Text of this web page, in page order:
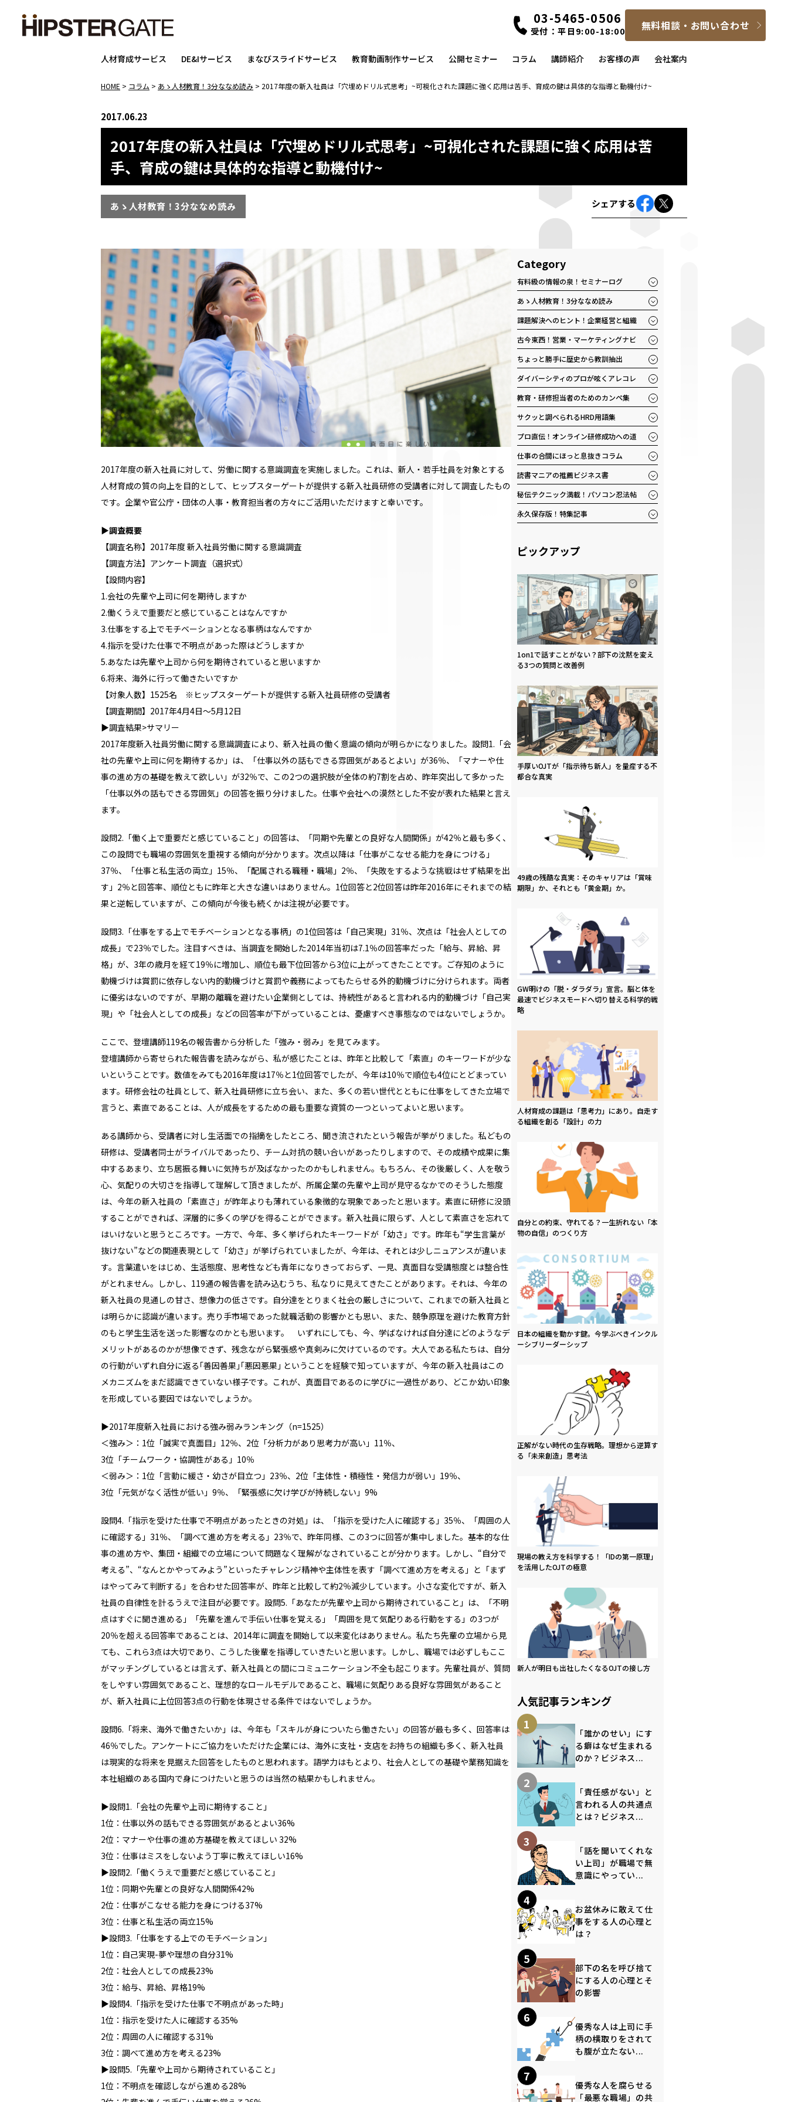
03-5465-0506
受付：平日9:00-18:00 無料相談・お問い合わせ
人材育成サービス DE&Iサービス まなびスライドサービス 教育動画制作サービス 公開セミナー コラム 講師紹介 お客様の声 会社案内
HOME > コラム > あゝ人材教育！3分ななめ読み > 2017年度の新入社員は「穴埋めドリル式思考」~可視化された課題に強く応用は苦手、育成の鍵は具体的な指導と動機付け~
2017.06.23
2017年度の新入社員は「穴埋めドリル式思考」~可視化された課題に強く応用は苦
手、育成の鍵は具体的な指導と動機付け~
あゝ人材教育！3分ななめ読み シェアする
2017年度の新入社員に対して、労働に関する意識調査を実施しました。これは、新人・若手社員を対象とする
人材育成の質の向上を目的として、ヒップスターゲートが提供する新入社員研修の受講者に対して調査したもの
です。企業や官公庁・団体の人事・教育担当者の方々にご活用いただけますと幸いです。
▶調査概要
【調査名称】2017年度 新入社員労働に関する意識調査
【調査方法】アンケート調査（選択式）
【設問内容】
1.会社の先輩や上司に何を期待しますか
2.働くうえで重要だと感じていることはなんですか
3.仕事をする上でモチベーションとなる事柄はなんですか
4.指示を受けた仕事で不明点があった際はどうしますか
5.あなたは先輩や上司から何を期待されていると思いますか
6.将来、海外に行って働きたいですか
【対象人数】1525名 ※ヒップスターゲートが提供する新入社員研修の受講者
【調査期間】2017年4月4日～5月12日
▶調査結果>サマリー
2017年度新入社員労働に関する意識調査により、新入社員の働く意識の傾向が明らかになりました。設問1.「会
社の先輩や上司に何を期待するか」は、「仕事以外の話もできる雰囲気があるとよい」が36％、「マナーや仕
事の進め方の基礎を教えて欲しい」が32％で、この2つの選択肢が全体の約7割を占め、昨年突出して多かった
「仕事以外の話もできる雰囲気」の回答を振り分けました。仕事や会社への漠然とした不安が表れた結果と言え
ます。
設問2.「働く上で重要だと感じていること」の回答は、「同期や先輩との良好な人間関係」が42％と最も多く、
この設問でも職場の雰囲気を重視する傾向が分かります。次点以降は「仕事がこなせる能力を身につける」
37％、「仕事と私生活の両立」15％、「配属される職種・職場」2％、「失敗をするような挑戦はせず結果を出
す」2％と回答率、順位ともに昨年と大きな違いはありません。1位回答と2位回答は昨年2016年にそれまでの結
果と逆転していますが、この傾向が今後も続くかは注視が必要です。
設問3.「仕事をする上でモチベーションとなる事柄」の1位回答は「自己実現」31％、次点は「社会人としての
成長」で23％でした。注目すべきは、当調査を開始した2014年当初は7.1％の回答率だった「給与、昇給、昇
格」が、3年の歳月を経て19％に増加し、順位も最下位回答から3位に上がってきたことです。ご存知のように
動機づけは賞罰に依存しない内的動機づけと賞罰や義務によってもたらせる外的動機づけに分けられます。両者
に優劣はないのですが、早期の離職を避けたい企業側としては、持続性があると言われる内的動機づけ「自己実
現」や「社会人としての成長」などの回答率が下がっていることは、憂慮すべき事態なのではないでしょうか。
ここで、登壇講師119名の報告書から分析した「強み・弱み」を見てみます。
登壇講師から寄せられた報告書を読みながら、私が感じたことは、昨年と比較して「素直」のキーワードが少な
いということです。数値をみても2016年度は17％と1位回答でしたが、今年は10％で順位も4位にとどまってい
ます。研修会社の社員として、新入社員研修に立ち会い、また、多くの若い世代とともに仕事をしてきた立場で
言うと、素直であることは、人が成長をするための最も重要な資質の一つといってよいと思います。
ある講師から、受講者に対し生活面での指摘をしたところ、聞き流されたという報告が挙がりました。私どもの
研修は、受講者同士がライバルであったり、チーム対抗の競い合いがあったりしますので、その成績や成果に集
中するあまり、立ち居振る舞いに気持ちが及ばなかったのかもしれません。もちろん、その後厳しく、人を敬う
心、気配りの大切さを指導して理解して頂きましたが、所属企業の先輩や上司が見守るなかでのそうした態度
は、今年の新入社員の「素直さ」が昨年よりも薄れている象徴的な現象であったと思います。素直に研修に没頭
することができれば、深層的に多くの学びを得ることができます。新入社員に限らず、人として素直さを忘れて
はいけないと思うところです。一方で、今年、多く挙げられたキーワードが「幼さ」です。昨年も“学生言葉が
抜けない”などの関連表現として「幼さ」が挙げられていましたが、今年は、それとは少しニュアンスが違いま
す。言葉遣いをはじめ、生活態度、思考性なども青年になりきっておらず、一見、真面目な受講態度とは整合性
がとれません。しかし、119通の報告書を読み込むうち、私なりに見えてきたことがあります。それは、今年の
新入社員の見通しの甘さ、想像力の低さです。自分達をとりまく社会の厳しさについて、これまでの新入社員と
は明らかに認識が違います。売り手市場であった就職活動の影響かとも思い、また、競争原理を避けた教育方針
のもと学生生活を送った影響なのかとも思います。 いずれにしても、今、学ばなければ自分達にどのようなデ
メリットがあるのかが想像できず、残念ながら緊張感や真剣みに欠けているのです。大人である私たちは、自分
の行動がいずれ自分に返る｢善因善果｣｢悪因悪果｣ ということを経験で知っていますが、今年の新入社員はこの
メカニズムをまだ認識できていない様子です。これが、真面目であるのに学びに一過性があり、どこか幼い印象
を形成している要因ではないでしょうか。
▶2017年度新入社員における強み弱みランキング（n=1525）
＜強み＞：1位「誠実で真面目」12％、2位「分析力があり思考力が高い」11％、
3位「チームワーク・協調性がある」10％
＜弱み＞：1位「言動に緩さ・幼さが目立つ」23％、2位「主体性・積極性・発信力が弱い」19％、
3位「元気がなく活性が低い」9％、「緊張感に欠け学びが持続しない」9%
設問4.「指示を受けた仕事で不明点があったときの対処」は、「指示を受けた人に確認する」35％、「周囲の人
に確認する」31％、「調べて進め方を考える」23％で、昨年同様、この3つに回答が集中しました。基本的な仕
事の進め方や、集団・組織での立場について問題なく理解がなされていることが分かります。しかし、“自分で
考える”、“なんとかやってみよう”といったチャレンジ精神や主体性を表す「調べて進め方を考える」と「まず
はやってみて判断する」を合わせた回答率が、昨年と比較して約2％減少しています。小さな変化ですが、新入
社員の自律性を計るうえで注目が必要です。設問5.「あなたが先輩や上司から期待されていること」は、「不明
点はすぐに聞き進める」「先輩を進んで手伝い仕事を覚える」「周囲を見て気配りある行動をする」の3つが
20％を超える回答率であることは、2014年に調査を開始して以来変化はありません。私たち先輩の立場から見
ても、これら3点は大切であり、こうした後輩を指導していきたいと思います。しかし、職場では必ずしもここ
がマッチングしているとは言えず、新入社員との間にコミュニケーション不全も起こります。先輩社員が、質問
をしやすい雰囲気であること、理想的なロールモデルであること、職場に気配りある良好な雰囲気があること
が、新入社員に上位回答3点の行動を体現させる条件ではないでしょうか。
設問6.「将来、海外で働きたいか」は、今年も「スキルが身についたら働きたい」の回答が最も多く、回答率は
46％でした。アンケートにご協力をいただけた企業には、海外に支社・支店をお持ちの組織も多く、新入社員
は現実的な将来を見据えた回答をしたものと思われます。語学力はもとより、社会人としての基礎や業務知識を
本社組織のある国内で身につけたいと思うのは当然の結果かもしれません。
▶設問1.「会社の先輩や上司に期待すること」
1位：仕事以外の話もできる雰囲気があるとよい36%
2位：マナーや仕事の進め方基礎を教えてほしい 32%
3位：仕事はミスをしないよう丁寧に教えてほしい16%
▶設問2.「働くうえで重要だと感じていること」
1位：同期や先輩との良好な人間関係42%
2位：仕事がこなせる能力を身につける37%
3位：仕事と私生活の両立15%
▶設問3.「仕事をする上でのモチベーション」
1位：自己実現-夢や理想の自分31%
2位：社会人としての成長23%
3位：給与、昇給、昇格19%
▶設問4.「指示を受けた仕事で不明点があった時」
1位：指示を受けた人に確認する35%
2位：周囲の人に確認する31%
3位：調べて進め方を考える23%
▶設問5.「先輩や上司から期待されていること」
1位：不明点を確認しながら進める28%
Category
有料級の情報の泉！セミナーログ
あゝ人材教育！3分ななめ読み
課題解決へのヒント！企業経営と組織
古今東西！営業・マーケティングナビ
ちょっと勝手に歴史から教訓抽出
ダイバーシティのプロが呟くアレコレ
教育・研修担当者のためのカンペ集
サクッと調べられるHRD用語集
プロ直伝！オンライン研修成功への道
仕事の合間にほっと息抜きコラム
読書マニアの推薦ビジネス書
秘伝テクニック満載！パソコン忍法帖
永久保存版！特集記事
ピックアップ
1on1で話すことがない？部下の沈黙を変え
る3つの質問と改善例
手厚いOJTが「指示待ち新人」を量産する不
都合な真実
49歳の残酷な真実：そのキャリアは「賞味
期限」か、それとも「黄金期」か。
GW明けの「脱・ダラダラ」宣言。脳と体を
最速でビジネスモードへ切り替える科学的戦
略
人材育成の課題は「思考力」にあり。自走す
る組織を創る「設計」の力
自分との約束、守れてる？一生折れない「本
物の自信」のつくり方
日本の組織を動かす鍵。今学ぶべきインクル
ーシブリーダーシップ
正解がない時代の生存戦略。理想から逆算す
る「未来創造」思考法
現場の教え方を科学する！「IDの第一原理」
を活用したOJTの極意
新人が明日も出社したくなるOJTの接し方
人気記事ランキング
1
「誰かのせい」にす
る癖はなぜ生まれる
のか？ビジネス...
2
「責任感がない」と
言われる人の共通点
とは？ビジネス...
3
「話を聞いてくれな
い上司」が職場で無
意識にやってい...
4
お盆休みに敢えて仕
事をする人の心理と
は？
5
部下の名を呼び捨て
にする人の心理とそ
の影響
6
優秀な人は上司に手
柄の横取りをされて
も腹が立たない...
7
優秀な人を腐らせる
「最悪な職場」の共